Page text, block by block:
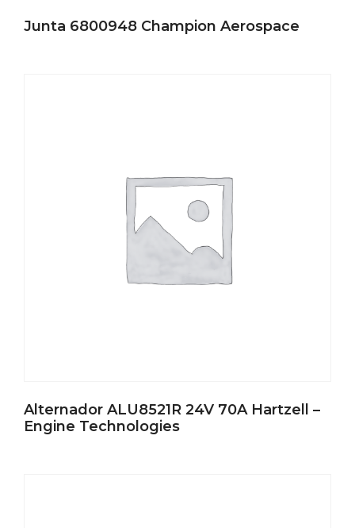
Junta 6800948 Champion Aerospace
Alternador ALU8521R 24V 70A Hartzell –
Engine Technologies